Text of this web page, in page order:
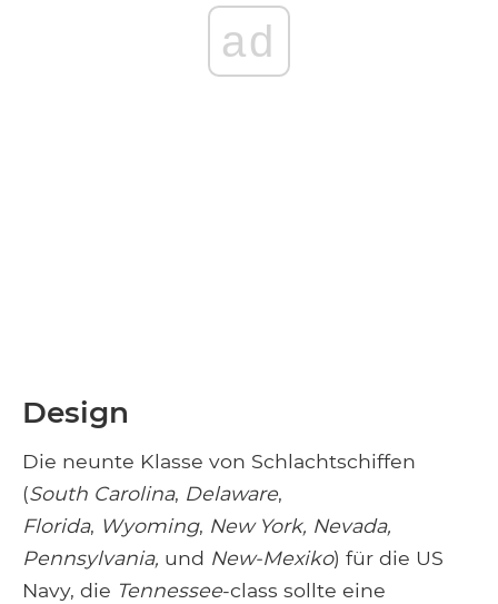
ad
Design
Die neunte Klasse von Schlachtschiffen
(South Carolina, Delaware,
Florida, Wyoming, New York, Nevada,
Pennsylvania, und New-Mexiko) für die US
Navy, die Tennessee-class sollte eine